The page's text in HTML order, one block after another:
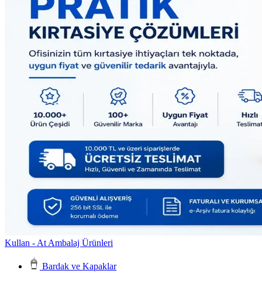
Kullan - At Ambalaj Ürünleri
Bardak ve Kapaklar